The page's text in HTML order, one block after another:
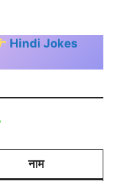
Hindi Jokes
नाम